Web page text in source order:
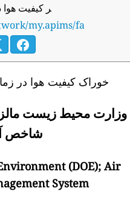
Persekutuan, Malaysia
ILP Miri, Sarawak, Malaysia
Kuantan, Pahang, Malaysia
Tasek, Ipoh, Perak, Malaysia
59
Jerantut, Pahang, Malaysia
Kapit, Sarawak, Malaysia
54
Keningau, Sabah, Malaysia
Putih, Taiping, Perak, Malaysia
Kimanis, Sabah, Malaysia
53
Kota Bharu, Kelantan, Malaysia
Kota Kinabalu, Sabah, Malaysia
ر کیفیت هوا
my.apims/fa/
خوراک کیفیت هوا در
شاخص
(DOE); Air
System